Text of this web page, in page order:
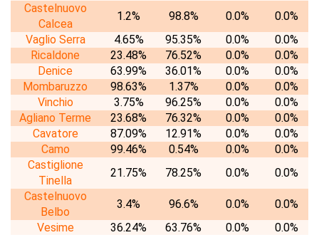
Castelnuovo
Calcea
1.2% 98.8% 0.0%
0.0%
Vaglio Serra
4.65% 95.35% 0.0%
0.0%
Ricaldone
23.48% 76.52% 0.0%
0.0%
Denice
63.99% 36.01% 0.0%
0.0%
Mombaruzzo
98.63% 1.37% 0.0%
0.0%
Vinchio
3.75% 96.25% 0.0%
0.0%
Agliano Terme
23.68% 76.32% 0.0%
0.0%
Cavatore
87.09% 12.91% 0.0%
0.0%
Camo
99.46% 0.54% 0.0%
0.0%
Castiglione
Tinella
21.75% 78.25% 0.0%
0.0%
Castelnuovo
Belbo
3.4% 96.6% 0.0%
0.0%
Vesime
36.24% 63.76% 0.0%
0.0%